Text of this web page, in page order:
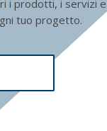
i prodotti, i servizi e
tuo progetto.